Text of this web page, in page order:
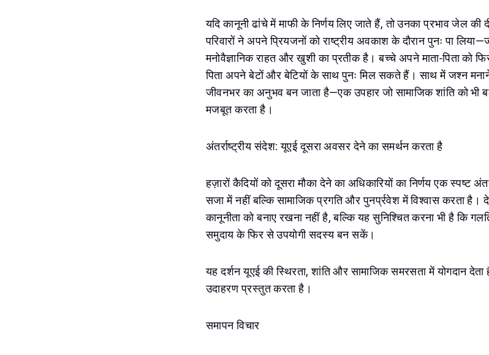
यदि कानूनी ढांचे में माफी के निर्णय लिए जाते हैं, तो उनका प्रभाव जेल की
परिवारों ने अपने प्रियजनों को राष्ट्रीय अवकाश के दौरान पुनः पा
मनोवैज्ञानिक राहत और खुशी का प्रतीक है। बच्चे अपने माता-पिता को
पिता अपने बेटों और बेटियों के साथ पुनः मिल सकते हैं। साथ में जश्न
जीवनभर का अनुभव बन जाता है—एक उपहार जो सामाजिक शांति को भी
मजबूत करता है।
अंतर्राष्ट्रीय संदेश: यूएई दूसरा अवसर देने का समर्थन करता है
हज़ारों कैदियों को दूसरा मौका देने का अधिकारियों का निर्णय एक स्पष्ट
सजा में नहीं बल्कि सामाजिक प्रगति और पुनर्प्रवेश में विश्वास करता
कानूनीता को बनाए रखना नहीं है, बल्कि यह सुनिश्चित करना भी है कि
समुदाय के फिर से उपयोगी सदस्य बन सकें।
यह दर्शन यूएई की स्थिरता, शांति और सामाजिक समरसता में योगदान
उदाहरण प्रस्तुत करता है।
समापन विचार